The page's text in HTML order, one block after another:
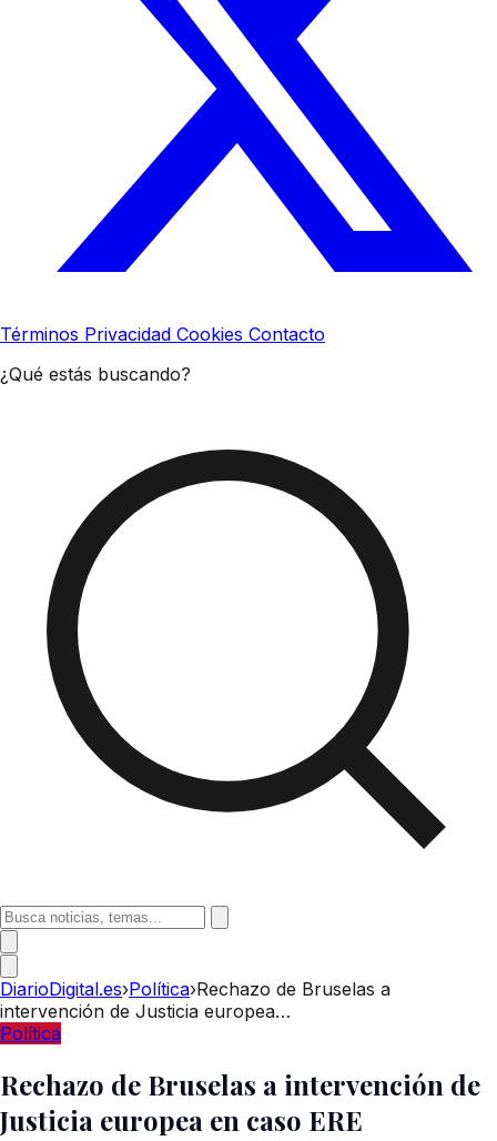
Términos Privacidad Cookies Contacto
¿Qué estás buscando?
DiarioDigital.es›Política›Rechazo de Bruselas a
intervención de Justicia europea…
Política
Rechazo de Bruselas a intervención de
Justicia europea en caso ERE